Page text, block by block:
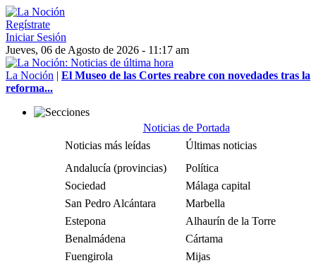
Regístrate
Iniciar Sesión
Jueves, 06 de Agosto de 2026 - 11:17 am
La Noción | El Museo de las Cortes reabre con novedades tras la
reforma...
Noticias de Portada
Noticias más leídas
Últimas noticias
Andalucía (provincias)
Política
Sociedad
Málaga capital
San Pedro Alcántara
Marbella
Estepona
Alhaurín de la Torre
Benalmádena
Cártama
Fuengirola
Mijas